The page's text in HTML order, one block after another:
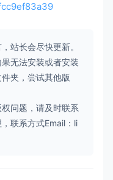
站长会尽快更新。
无法安装或者安装
夹，尝试其他版
问题，请及时联系
联系方式Email：li